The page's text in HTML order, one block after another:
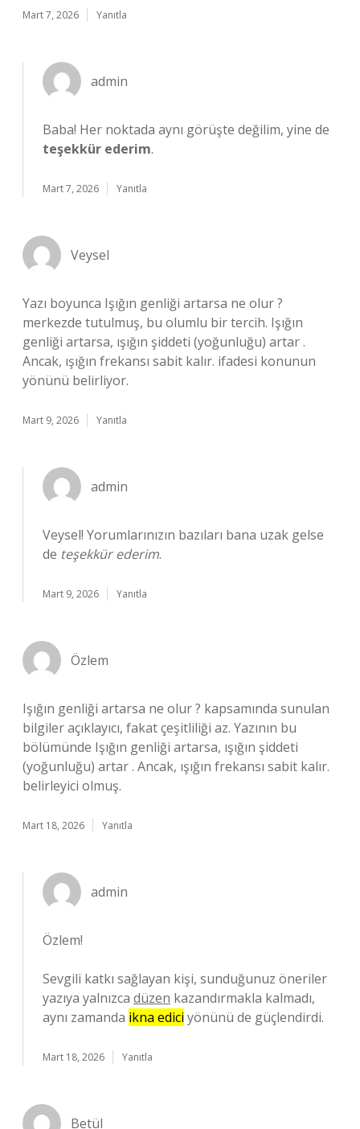
Mart 7, 2026 Yanıtla
admin
Baba! Her noktada aynı görüşte değilim, yine de
teşekkür ederim.
Mart 7, 2026 Yanıtla
Veysel
Yazı boyunca Işığın genliği artarsa ne olur ?
merkezde tutulmuş, bu olumlu bir tercih. Işığın
genliği artarsa, ışığın şiddeti (yoğunluğu) artar .
Ancak, ışığın frekansı sabit kalır. ifadesi konunun
yönünü belirliyor.
Mart 9, 2026 Yanıtla
admin
Veysel! Yorumlarınızın bazıları bana uzak gelse
de teşekkür ederim.
Mart 9, 2026 Yanıtla
Özlem
Işığın genliği artarsa ne olur ? kapsamında sunulan
bilgiler açıklayıcı, fakat çeşitliliği az. Yazının bu
bölümünde Işığın genliği artarsa, ışığın şiddeti
(yoğunluğu) artar . Ancak, ışığın frekansı sabit kalır.
belirleyici olmuş.
Mart 18, 2026 Yanıtla
admin
Özlem!
Sevgili katkı sağlayan kişi, sunduğunuz öneriler
yazıya yalnızca düzen kazandırmakla kalmadı,
aynı zamanda ikna edici yönünü de güçlendirdi.
Mart 18, 2026 Yanıtla
Betül